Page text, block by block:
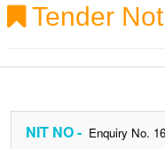
Tender
NIT NO - Enquiry No.